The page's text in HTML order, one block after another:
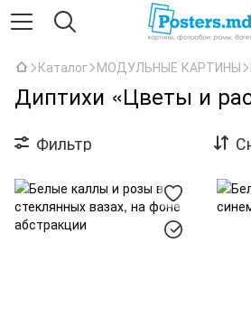
Каталог МОДУЛЬНЫЕ КАРТИНЫ
Диптихи «Цветы и
Фильтр